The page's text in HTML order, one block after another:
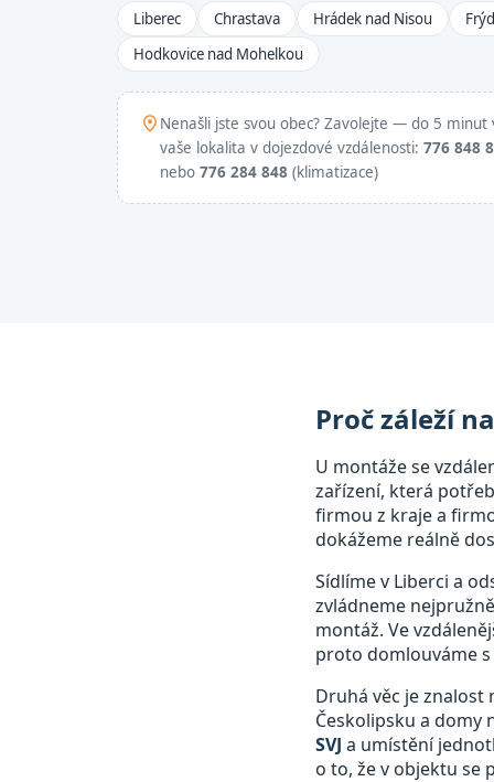
Liberec Chrastava Hrádek nad Nisou
Hodkovice nad Mohelkou
Nenašli jste svou obec? Zavolejte — do 5
vaše lokalita v dojezdové vzdálenosti: 776 848
nebo 776 284 848 (klimatizace)
Proč záleží
U montáže se
zařízení, která
firmou z kraje a
dokážeme reálně
Sídlíme v Liberci a
zvládneme
montáž. Ve
proto domlouváme
Druhá věc je znalost
Českolipsku a domy
SVJ a umístění
o to, že v objektu se